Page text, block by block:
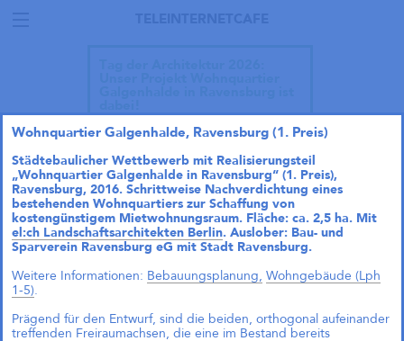
Wohnquartier Galgenhalde, Ravensburg (1. Preis)
Städtebaulicher Wettbewerb mit Realisierungsteil
„Wohnquartier Galgenhalde in Ravensburg“ (1. Preis),
Ravensburg, 2016. Schrittweise Nachverdichtung eines
bestehenden Wohnquartiers zur Schaffung von
kostengünstigem Mietwohnungsraum. Fläche: ca. 2,5 ha. Mit
el:ch Landschaftsarchitekten Berlin. Auslober: Bau- und
Sparverein Ravensburg eG mit Stadt Ravensburg.
Weitere Informationen: Bebauungsplanung, Wohngebäude (Lph
1-5).
Prägend für den Entwurf, sind die beiden, orthogonal aufeinander
treffenden Freiraumachsen, die eine im Bestand bereits